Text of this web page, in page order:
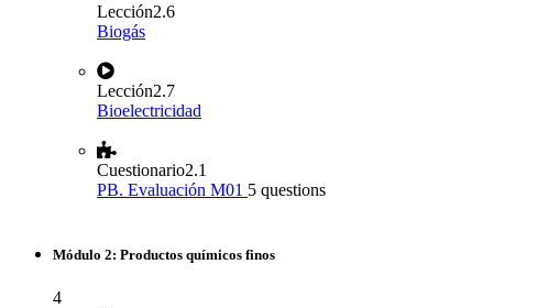
Lección2.6
Biogás
Lección2.7
Bioelectricidad
Cuestionario2.1
PB. Evaluación M01 5 questions
Módulo 2: Productos químicos finos
4